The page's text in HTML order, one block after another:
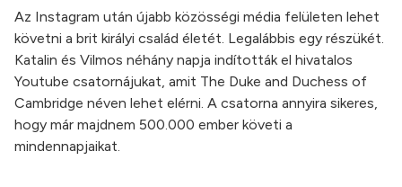
Az Instagram után újabb közösségi média felületen lehet
követni a brit királyi család életét. Legalábbis egy részükét.
Katalin és Vilmos néhány napja indították el hivatalos
Youtube csatornájukat, amit The Duke and Duchess of
Cambridge néven lehet elérni. A csatorna annyira sikeres,
hogy már majdnem 500.000 ember követi a
mindennapjaikat.